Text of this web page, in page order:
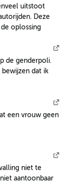
uitstoot
Deze
oplossing
de genderpoli.
dat ik
een vrouw geen
niet te
aantoonbaar